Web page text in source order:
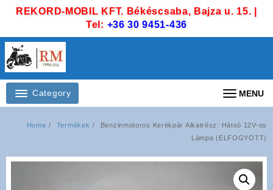
REKORD-MOBIL KFT. Békéscsaba, Bajza u. 15. |
Tel: +36 30 9451-436
Category MENU
Home Termékek
Benzinmotoros Kerékpár Alkatrész: Hátsó 12V-os
Lámpa (ELFOGYOTT)